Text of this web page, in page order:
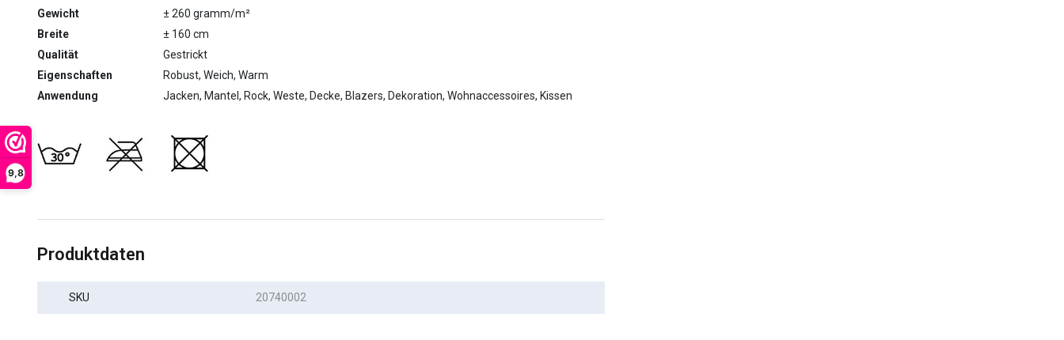
9,8
Gewicht
± 260 gramm/m²
Breite
± 160 cm
Qualität
Gestrickt
Eigenschaften
Robust, Weich, Warm
Anwendung
Jacken, Mantel, Rock, Weste, Decke, Blazers, Dekoration, Wohnaccessoires, Kissen
Produktdaten
SKU 20740002